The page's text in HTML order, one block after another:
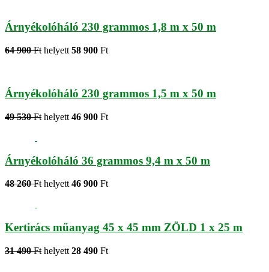
Árnyékolóháló 230 grammos 1,8 m x 50 m
64 900 Ft helyett 58 900 Ft
Árnyékolóháló 230 grammos 1,5 m x 50 m
49 530 Ft helyett 46 900 Ft
Árnyékolóháló 36 grammos 9,4 m x 50 m
48 260 Fthelyett46 900 Ft
Kertirács műanyag 45 x 45 mm ZÖLD 1 x 25 m
31 490 Ft helyett 28 490 Ft